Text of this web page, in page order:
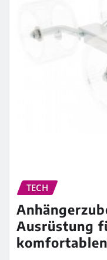
TECH
Ausrüstung